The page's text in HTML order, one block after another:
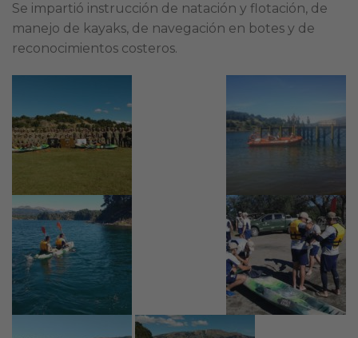
Se impartió instrucción de natación y flotación, de
manejo de kayaks, de navegación en botes y de
reconocimientos costeros.